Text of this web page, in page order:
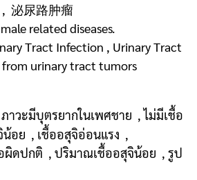
泌尿路肿瘤
related diseases.
Tract Infection , Urinary Tract
from urinary tract tumors
ภาวะมีบุตรยากในเพศชาย , ไม่มีเชื้อ
น้อย , เชื้ออสุจิอ่อนแรง ,
ผิดปกติ , ปริมาณเชื้ออสุจิน้อย , รูป